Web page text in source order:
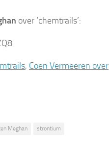
over ‘chemtrails’:
, Coen Vermeeren over
Meghan strontium